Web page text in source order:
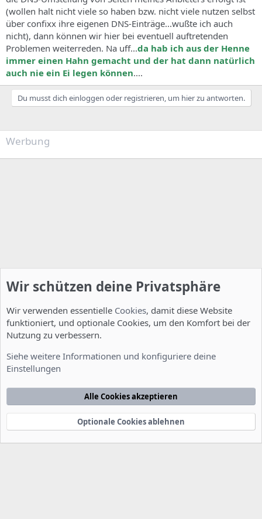
(wollen halt nicht viele so haben bzw. nicht viele nutzen selbst
über confixx ihre eigenen DNS-Einträge...wußte ich auch
nicht), dann können wir hier bei eventuell auftretenden
Problemen weiterreden. Na uff...da hab ich aus der Henne
immer einen Hahn gemacht und der hat dann natürlich
auch nie ein Ei legen können....
Du musst dich einloggen oder registrieren, um hier zu antworten.
Werbung
Nutzungsbedingungen Datenschutzerklärung
Startseite
e
Community platform by XenForo® © 2010-2022 XenForo Ltd.
xenDach©2010-2014
Wir schützen deine Privatsphäre
Wir verwenden essentielle Cookies, damit diese Website
funktioniert, und optionale Cookies, um den Komfort bei der
Nutzung zu verbessern.
Siehe weitere Informationen und konfiguriere deine
Einstellungen
Alle Cookies akzeptieren
Optionale Cookies ablehnen